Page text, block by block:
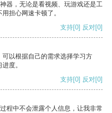
器，无论是看视频、玩游戏还是工
担心网速卡顿了。
支持[0] 反对[0]
以根据自己的需求选择学习方
度。
支持[0] 反对[0]
程中不会泄露个人信息，让我非常